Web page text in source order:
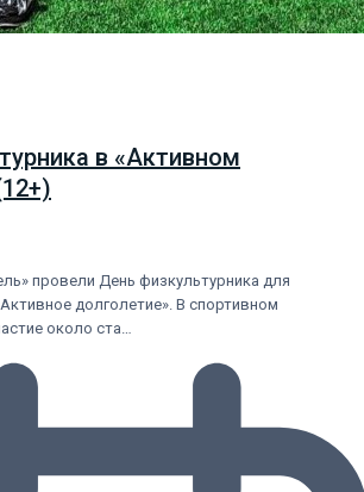
в «Активном
провели День физкультурника для
долголетие». В спортивном
около ста…